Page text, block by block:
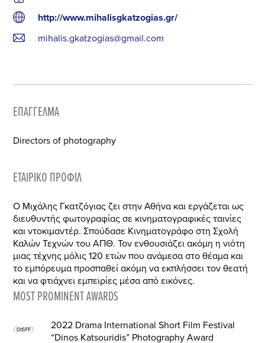
http://www.mihalisgkatzogias.gr/
mihalis.gkatzogias@gmail.com
ΕΠΆΓΓΕΛΜΑ
Directors of photography
ΕΤΑΙΡΙΚΌ ΠΡΟΦΊΛ
Ο Μιχάλης Γκατζόγιας ζει στην Αθήνα και εργάζεται ως
διευθυντής φωτογραφίας σε κινηματογραφικές ταινίες
και ντοκιμαντέρ. Σπούδασε Κινηματογράφο στη Σχολή
Καλών Τεχνών του ΑΠΘ. Τον ενθουσιάζει ακόμη η νιότη
μιας τέχνης μόλις 120 ετών που ανάμεσα στο θέαμα και
το εμπόρευμα προσπαθεί ακόμη να εκπλήσσει τον θεατή
και να φτιάχνει εμπειρίες μέσα από εικόνες.
MOST PROMINENT AWARDS
2022 Drama International Short Film Festival
“Dinos Katsouridis” Photography Award